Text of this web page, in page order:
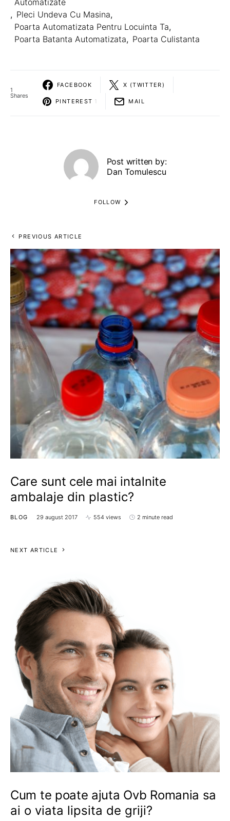
Automatizate
, Pleci Undeva Cu Masina,
Poarta Automatizata Pentru Locuinta Ta,
Poarta Batanta Automatizata, Poarta Culistanta
1
Shares
FACEBOOK X (TWITTER)
PINTEREST 1 MAIL
Post written by:
Dan Tomulescu
FOLLOW
PREVIOUS ARTICLE
Care sunt cele mai intalnite
ambalaje din plastic?
BLOG 29 august 2017 554 views 2 minute read
NEXT ARTICLE
Cum te poate ajuta Ovb Romania sa
ai o viata lipsita de griji?